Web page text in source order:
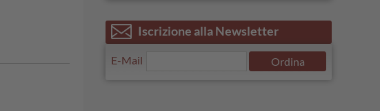
Iscrizione alla Newsletter
E-Mail